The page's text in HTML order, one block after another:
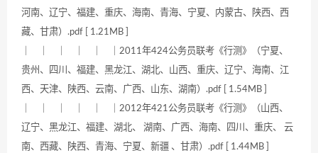
河南、辽宁、福建、重庆、海南、青海、宁夏、内蒙古、陕西、西
藏、甘肃）.pdf [ 1.21MB ]
｜ ｜ ｜ ｜ ｜ ｜2011年424公务员联考《行测》（宁夏、
贵州、四川、福建、黑龙江、湖北、山西、重庆、辽宁、海南、江
西、天津、陕西、云南、广西、山东、湖南）.pdf [ 1.54MB ]
｜ ｜ ｜ ｜ ｜ ｜2012年421公务员联考《行测》（山西、
辽宁、黑龙江、福建、湖北、 湖南、广西、海南、四川、重庆、 云
南、西藏、陕西、青海、宁夏、新疆 、甘肃）.pdf [ 1.44MB ]